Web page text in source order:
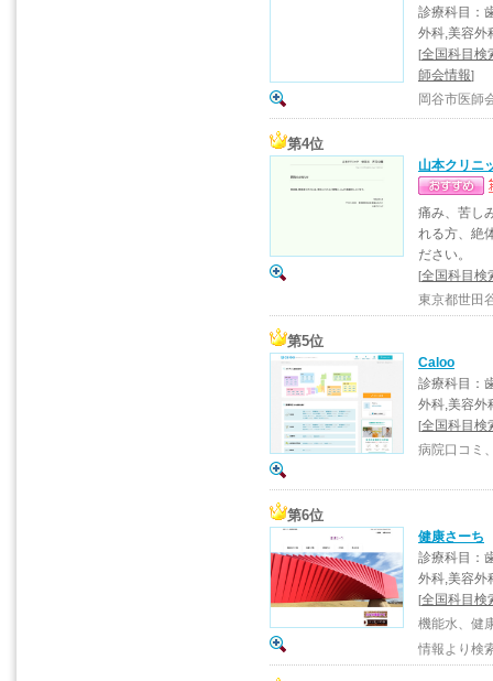
診療科目：
外科,美容外
[全国科目検
師会情報]
岡谷市医師
第4位
山本クリニ
痛み、苦し
れる方、絶
ださい。
[全国科目検
東京都世田
第5位
Caloo
診療科目：
外科,美容外
[全国科目検
病院口コミ
第6位
健康さーち
診療科目：
外科,美容外
[全国科目検
機能水、健
情報より検